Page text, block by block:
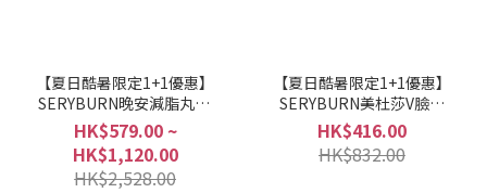
【夏日酷暑限定1+1優惠】
SERYBURN晚安減脂丸V2
| 晚間減脂+消腫V臉🌛
(14/01/27流通期限)
HK$579.00 ~
HK$1,120.00
HK$2,528.00
【夏日酷暑限定1+1優惠】
SERYBURN美杜莎V臉消
腫丸 | 消腫V臉急救💜【快
速去水腫】(09/03/27流通
期限)
HK$416.00
HK$832.00